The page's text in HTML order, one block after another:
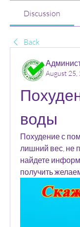
Discussion
Back
August 25,
воды
Похудение с
лишний вес, не
найдете
получить